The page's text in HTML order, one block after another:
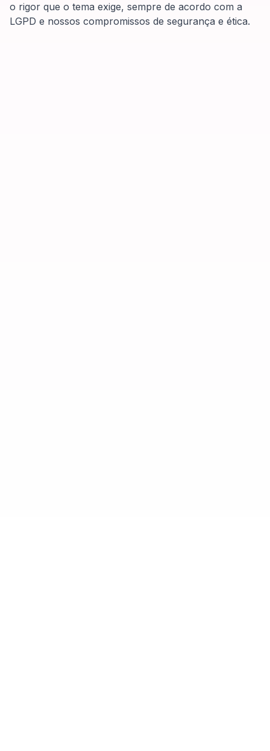
o rigor que o tema exige, sempre de acordo com a
LGPD e nossos compromissos de segurança e ética.